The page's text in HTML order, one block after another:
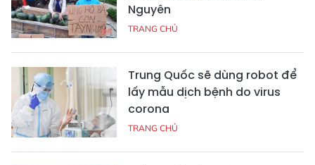
Nguyên
TRANG CHỦ
Trung Quốc sẽ dùng robot để
lấy mẫu dịch bệnh do virus
corona
TRANG CHỦ